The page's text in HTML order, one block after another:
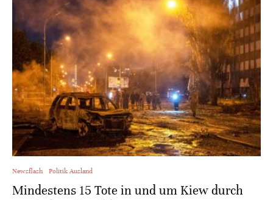
Newsflash Politik Ausland
Mindestens 15 Tote in und um Kiew durch